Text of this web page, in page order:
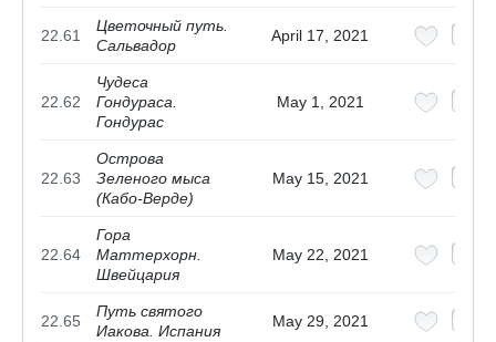
22.61
Цветочный путь.
Сальвадор
April 17, 2021
22.62
Чудеса
Гондураса.
Гондурас
May 1, 2021
22.63
Острова
Зеленого мыса
(Кабо-Верде)
May 15, 2021
22.64
Гора
Маттерхорн.
Швейцария
May 22, 2021
22.65
Путь святого
Иакова. Испания
May 29, 2021